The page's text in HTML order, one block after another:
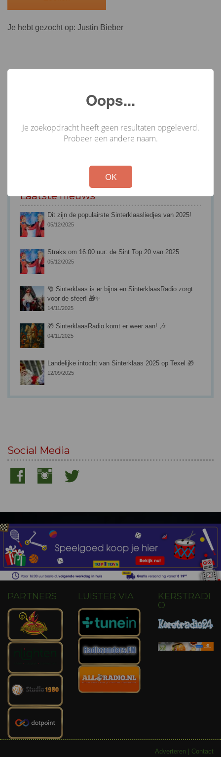
Je hebt gezocht op: Justin Bieber
Laatste nieuws
Dit zijn de populairste Sinterklaasliedjes van 2025!
05/12/2025
Straks om 16:00 uur: de Sint Top 20 van 2025
05/12/2025
🎅 Sinterklaas is er bijna en SinterklaasRadio zorgt
voor de sfeer! 🎁✨
14/11/2025
🎁 SinterklaasRadio komt er weer aan! 🎶
04/11/2025
Landelijke intocht van Sinterklaas 2025 op Texel 🎁
12/09/2025
Social Media
PARTNERS LUISTER VIA
KERSTRADI
O
Adverteren Contact
Oops...
Je zoekopdracht heeft geen resultaten opgeleverd.
Probeer een andere naam.
OK